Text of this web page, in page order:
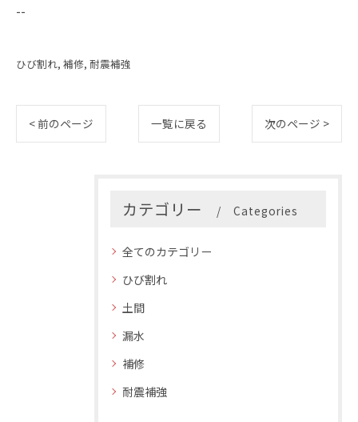
--
ひび割れ 補修 耐震補強
< 前のページ 一覧に戻る 次のページ >
カテゴリー Categories
全てのカテゴリー
ひび割れ
土間
漏水
補修
耐震補強